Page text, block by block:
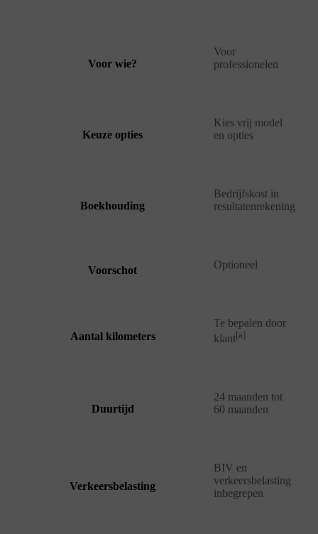
Voor wie?
Voor
professionelen
Keuze opties
Kies vrij model
en opties
Boekhouding
Bedrijfskost in
resultatenrekening
Voorschot Optioneel
Aantal kilometers
Te bepalen door
klant[a]
Duurtijd
24 maanden tot
60 maanden
Verkeersbelasting
BIV en
verkeersbelasting
inbegrepen